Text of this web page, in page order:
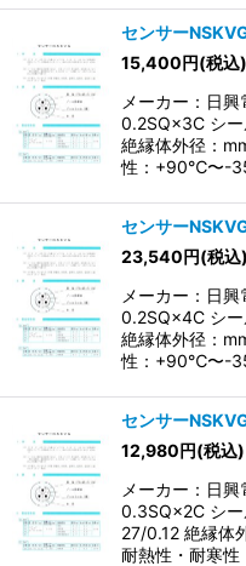
センサー
15,400円(税込)
メーカー：日
0.2SQ×3C シー
絶縁体外径：
性：+90℃〜-
センサー
23,540円(税込)
メーカー：日
0.2SQ×4C シー
絶縁体外径：
性：+90℃〜-
センサー
12,980円(税込)
メーカー：日
0.3SQ×2C シー
27/0.12 絶縁体
耐熱性・耐寒